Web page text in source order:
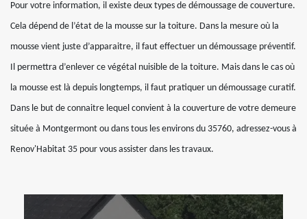
Pour votre information, il existe deux types de démoussage de couverture.
Cela dépend de l’état de la mousse sur la toiture. Dans la mesure où la
mousse vient juste d’apparaitre, il faut effectuer un démoussage préventif.
Il permettra d’enlever ce végétal nuisible de la toiture. Mais dans le cas où
la mousse est là depuis longtemps, il faut pratiquer un démoussage curatif.
Dans le but de connaitre lequel convient à la couverture de votre demeure
située à Montgermont ou dans tous les environs du 35760, adressez-vous à
Renov'Habitat 35 pour vous assister dans les travaux.